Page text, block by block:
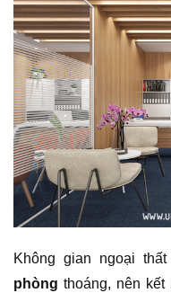
Không gian ngoại thất
phòng thoáng, nên